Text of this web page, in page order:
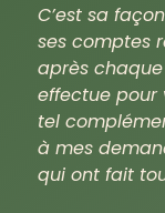
C’est sa
ses comptes
après
effectue pour
tel
à mes
qui ont fait